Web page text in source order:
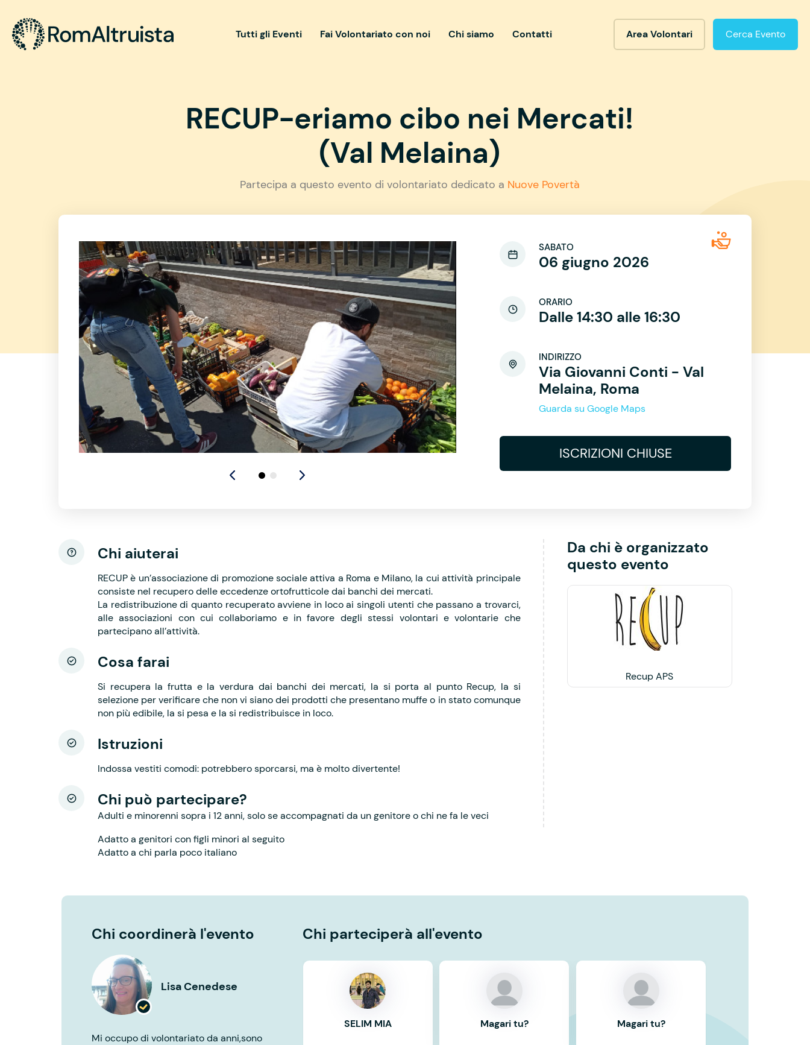
Tutti gli Eventi Fai Volontariato con noi Chi siamo Contatti Area Volontari Cerca Evento
RECUP-eriamo cibo nei Mercati!
(Val Melaina)
Partecipa a questo evento di volontariato dedicato a Nuove Povertà
SABATO
06 giugno 2026
ORARIO
Dalle 14:30 alle 16:30
INDIRIZZO
Via Giovanni Conti - Val
Melaina, Roma
Guarda su Google Maps
ISCRIZIONI CHIUSE
Chi aiuterai
RECUP è un’associazione di promozione sociale attiva a Roma e Milano, la cui attività principale
consiste nel recupero delle eccedenze ortofrutticole dai banchi dei mercati.
La redistribuzione di quanto recuperato avviene in loco ai singoli utenti che passano a trovarci,
alle associazioni con cui collaboriamo e in favore degli stessi volontari e volontarie che
partecipano all’attività.
Cosa farai
Si recupera la frutta e la verdura dai banchi dei mercati, la si porta al punto Recup, la si
selezione per verificare che non vi siano dei prodotti che presentano muffe o in stato comunque
non più edibile, la si pesa e la si redistribuisce in loco.
Istruzioni
Indossa vestiti comodi: potrebbero sporcarsi, ma è molto divertente!
Chi può partecipare?
Adulti e minorenni sopra i 12 anni, solo se accompagnati da un genitore o chi ne fa le veci
Adatto a genitori con figli minori al seguito
Adatto a chi parla poco italiano
Da chi è organizzato
questo evento
Recup APS
Chi coordinerà l'evento
Lisa Cenedese
Mi occupo di volontariato da anni,sono
Chi parteciperà all'evento
SELIM MIA Magari tu? Magari tu?